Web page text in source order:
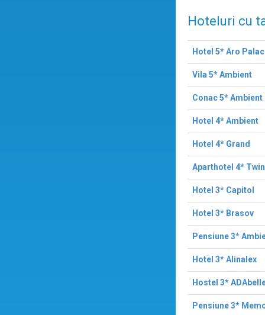
Hoteluri cu
Hotel 5* Aro
Vila 5* Ambient
Conac 5* Ambient
Hotel 4* Ambient
Hotel 4* Grand
Aparthotel 4*
Hotel 3* Capitol
Hotel 3* Brasov
Pensiune 3*
Hotel 3* Alinalex
Hostel 3*
Pensiune 3*